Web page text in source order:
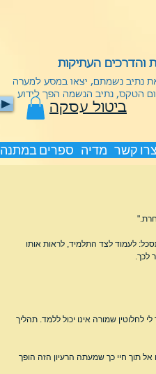
ביטול עסקה
והדרכים העתיקות
נתיב נשמתם, יצאו במסע למערה
הטקס, נתיב הנשמה הפך לידוע
ספרים במתנה מדיה צרו קשר
לעמוד לצד התלמיד, לראות אותו
לכך.
לי לחלוטין שמורה אינו יכול ללמד. תהליך
תוך חיי כך שמעתה הרעיון הזה הופך